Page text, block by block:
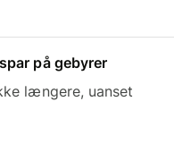
på gebyrer
længere, uanset